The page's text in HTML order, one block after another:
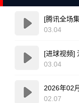
03.04
[进球视频]
03.04
2026年02
02.07